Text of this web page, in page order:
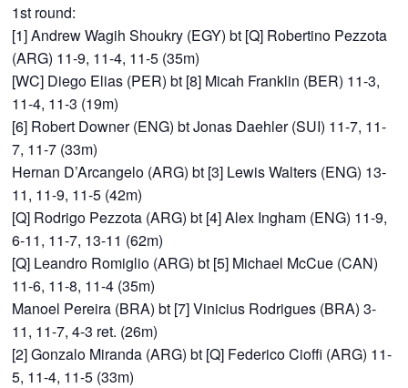
1st round:
[1] Andrew Wagih Shoukry (EGY) bt [Q] Robertino Pezzota
(ARG) 11-9, 11-4, 11-5 (35m)
[WC] Diego Elias (PER) bt [8] Micah Franklin (BER) 11-3,
11-4, 11-3 (19m)
[6] Robert Downer (ENG) bt Jonas Daehler (SUI) 11-7, 11-
7, 11-7 (33m)
Hernan D’Arcangelo (ARG) bt [3] Lewis Walters (ENG) 13-
11, 11-9, 11-5 (42m)
[Q] Rodrigo Pezzota (ARG) bt [4] Alex Ingham (ENG) 11-9,
6-11, 11-7, 13-11 (62m)
[Q] Leandro Romiglio (ARG) bt [5] Michael McCue (CAN)
11-6, 11-8, 11-4 (35m)
Manoel Pereira (BRA) bt [7] Vinicius Rodrigues (BRA) 3-
11, 11-7, 4-3 ret. (26m)
[2] Gonzalo Miranda (ARG) bt [Q] Federico Cioffi (ARG) 11-
5, 11-4, 11-5 (33m)